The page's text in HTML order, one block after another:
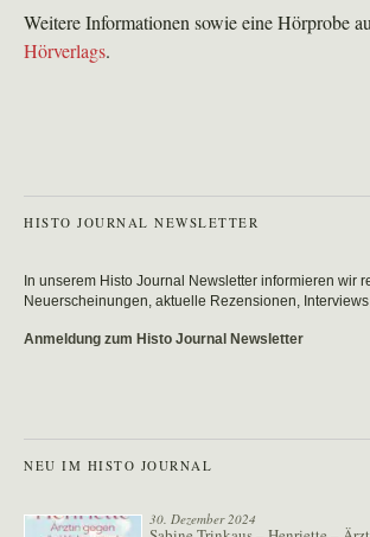
Weitere Informationen sowie eine Hörprobe
Hörverlags.
HISTO JOURNAL NEWSLETTER
In unserem Histo Journal Newsletter informieren wir
Neuerscheinungen, aktuelle Rezensionen,
Anmeldung zum Histo Journal Newsletter
NEU IM HISTO JOURNAL
30. Dezember 2024